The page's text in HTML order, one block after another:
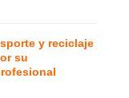
y reciclaje
su